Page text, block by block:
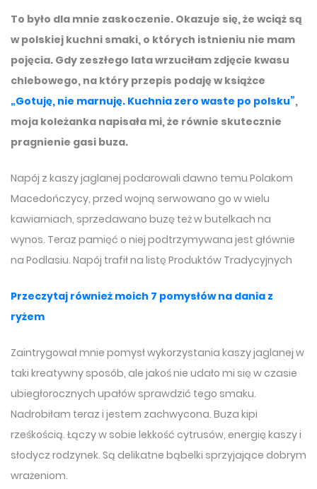
To było dla mnie zaskoczenie. Okazuje się, że wciąż są
w polskiej kuchni smaki, o których istnieniu nie mam
pojęcia. Gdy zeszłego lata wrzuciłam zdjęcie kwasu
chlebowego, na który przepis podaję w książce
„Gotuję, nie marnuję. Kuchnia zero waste po polsku”,
moja koleżanka napisała mi, że równie skutecznie
pragnienie gasi buza.
Napój z kaszy jaglanej podarowali dawno temu Polakom
Macedończycy, przed wojną serwowano go w wielu
kawiarniach, sprzedawano buzę też w butelkach na
wynos. Teraz pamięć o niej podtrzymywana jest głównie
na Podlasiu. Napój trafił na listę Produktów Tradycyjnych
Przeczytaj również moich 7 pomysłów na dania z
ryżem
Zaintrygował mnie pomysł wykorzystania kaszy jaglanej w
taki kreatywny sposób, ale jakoś nie udało mi się w czasie
ubiegłorocznych upałów sprawdzić tego smaku.
Nadrobiłam teraz i jestem zachwycona. Buza kipi
rześkością. Łączy w sobie lekkość cytrusów, energię kaszy i
słodycz rodzynek. Są delikatne bąbelki sprzyjające dobrym
wrażeniom.